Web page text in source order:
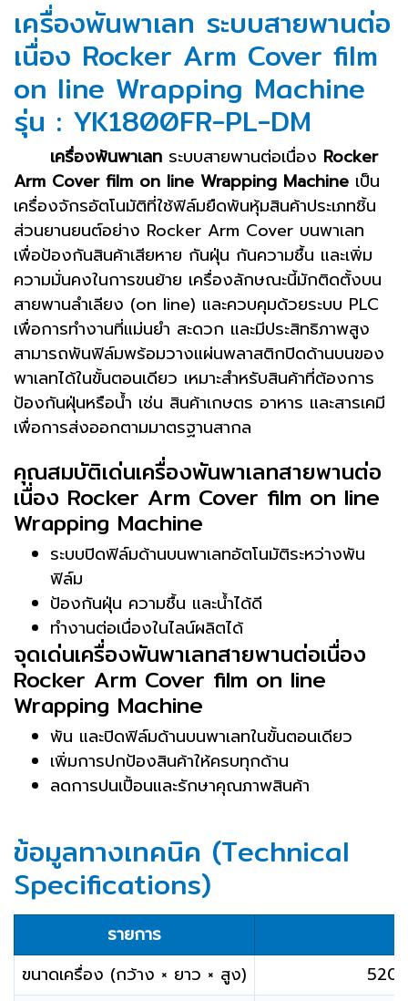
เครื่องพันพาเลท ระบบสายพานต่อ
เนื่อง Rocker Arm Cover film
on line Wrapping Machine
รุ่น : YK1800FR-PL-DM
เครื่องพันพาเลท ระบบสายพานต่อเนื่อง Rocker
Arm Cover film on line Wrapping Machine เป็น
เครื่องจักรอัตโนมัติที่ใช้ฟิล์มยืดพันหุ้มสินค้าประเภทชิ้น
ส่วนยานยนต์อย่าง Rocker Arm Cover บนพาเลท
เพื่อป้องกันสินค้าเสียหาย กันฝุ่น กันความชื้น และเพิ่ม
ความมั่นคงในการขนย้าย เครื่องลักษณะนี้มักติดตั้งบน
สายพานลำเลียง (on line) และควบคุมด้วยระบบ PLC
เพื่อการทำงานที่แม่นยำ สะดวก และมีประสิทธิภาพสูง
สามารถพันฟิล์มพร้อมวางแผ่นพลาสติกปิดด้านบนของ
พาเลทได้ในขั้นตอนเดียว เหมาะสำหรับสินค้าที่ต้องการ
ป้องกันฝุ่นหรือน้ำ เช่น สินค้าเกษตร อาหาร และสารเคมี
เพื่อการส่งออกตามมาตรฐานสากล
คุณสมบัติเด่นเครื่องพันพาเลทสายพานต่อ
เนื่อง Rocker Arm Cover film on line
Wrapping Machine
ระบบปิดฟิล์มด้านบนพาเลทอัตโนมัติระหว่างพัน
ฟิล์ม
ป้องกันฝุ่น ความชื้น และน้ำได้ดี
ทำงานต่อเนื่องในไลน์ผลิตได้
จุดเด่นเครื่องพันพาเลทสายพานต่อเนื่อง
Rocker Arm Cover film on line
Wrapping Machine
พัน และปิดฟิล์มด้านบนพาเลทในขั้นตอนเดียว
เพิ่มการปกป้องสินค้าให้ครบทุกด้าน
ลดการปนเปื้อนและรักษาคุณภาพสินค้า
ข้อมูลทางเทคนิค (Technical
Specifications)
รายการ
ขนาดเครื่อง (กว้าง × ยาว × สูง)